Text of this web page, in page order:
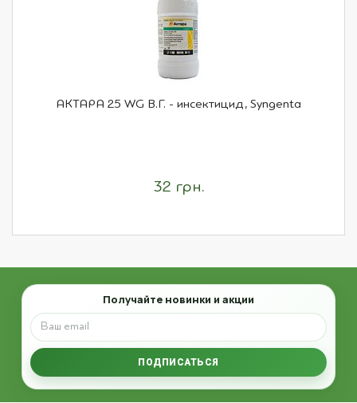
АКТАРА 25 WG В.Г. - инсектицид, Syngenta
32 грн.
Email
Получайте новинки и акции
ПОДПИСАТЬСЯ